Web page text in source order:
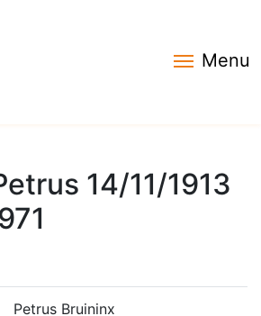
Menu
14/11/1913
Petrus Bruininx